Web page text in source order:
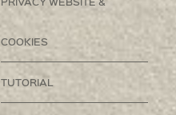
COOKIES
TUTORIAL